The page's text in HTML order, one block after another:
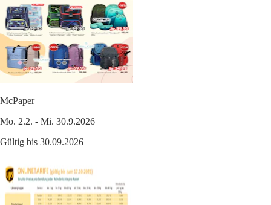
McPaper
Mo. 2.2. - Mi. 30.9.2026
Gültig bis 30.09.2026